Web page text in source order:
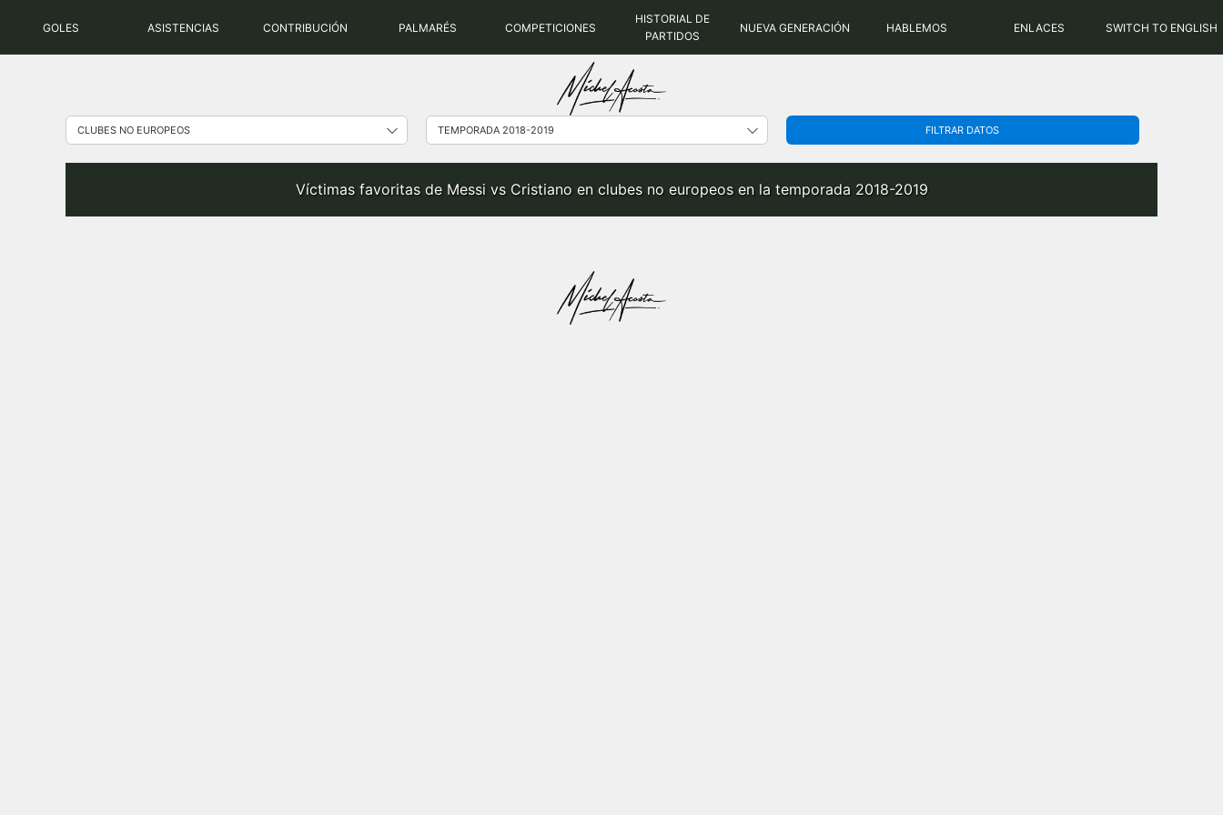
GOLES ASISTENCIAS CONTRIBUCIÓN PALMARÉS COMPETICIONES
HISTORIAL DE
PARTIDOS
NUEVA GENERACIÓN HABLEMOS ENLACES SWITCH TO ENGLISH
FILTRAR DATOS
Víctimas favoritas de Messi vs Cristiano en clubes no europeos en la temporada 2018-2019